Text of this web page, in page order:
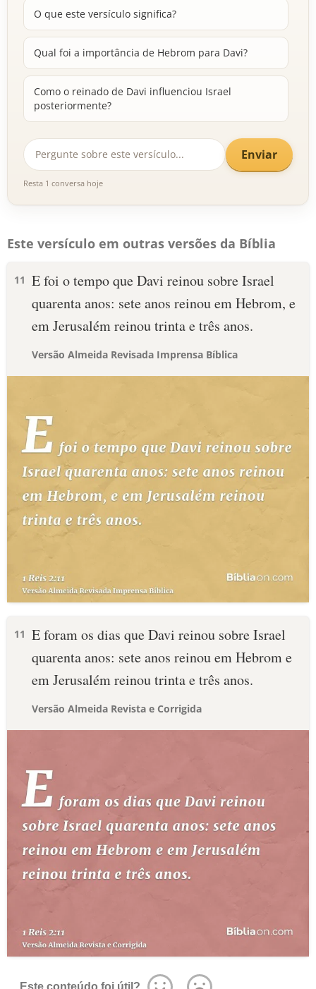
O que este versículo significa?
Qual foi a importância de Hebrom para Davi?
Como o reinado de Davi influenciou Israel
posteriormente?
Enviar
Resta 1 conversa hoje
Este versículo em outras versões da Bíblia
11 E foi o tempo que Davi reinou sobre Israel
quarenta anos: sete anos reinou em Hebrom, e
em Jerusalém reinou trinta e três anos.
Versão Almeida Revisada Imprensa Bíblica
11 E foram os dias que Davi reinou sobre Israel
quarenta anos: sete anos reinou em Hebrom e
em Jerusalém reinou trinta e três anos.
Versão Almeida Revista e Corrigida
Este conteúdo foi útil?